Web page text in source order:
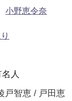
小野恵令奈
人
戸智恵 / 戸田恵